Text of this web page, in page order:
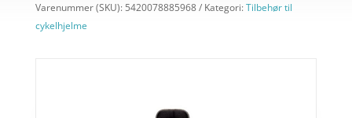
Varenummer (SKU): 5420078885968 Kategori:Tilbehør til
cykelhjelme